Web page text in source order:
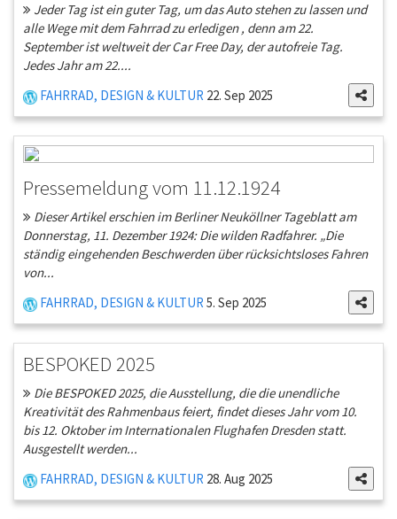
Jeder Tag ist ein guter Tag, um das Auto stehen zu lassen und
alle Wege mit dem Fahrrad zu erledigen , denn am 22.
September ist weltweit der Car Free Day, der autofreie Tag.
Jedes Jahr am 22....
FAHRRAD, DESIGN & KULTUR 22. Sep 2025
Pressemeldung vom 11.12.1924
Dieser Artikel erschien im Berliner Neuköllner Tageblatt am
Donnerstag, 11. Dezember 1924: Die wilden Radfahrer. „Die
ständig eingehenden Beschwerden über rücksichtsloses Fahren
von...
FAHRRAD, DESIGN & KULTUR 5. Sep 2025
BESPOKED 2025
Die BESPOKED 2025, die Ausstellung, die die unendliche
Kreativität des Rahmenbaus feiert, findet dieses Jahr vom 10.
bis 12. Oktober im Internationalen Flughafen Dresden statt.
Ausgestellt werden...
FAHRRAD, DESIGN & KULTUR 28. Aug 2025